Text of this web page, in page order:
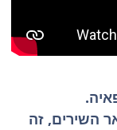
השירים, זה